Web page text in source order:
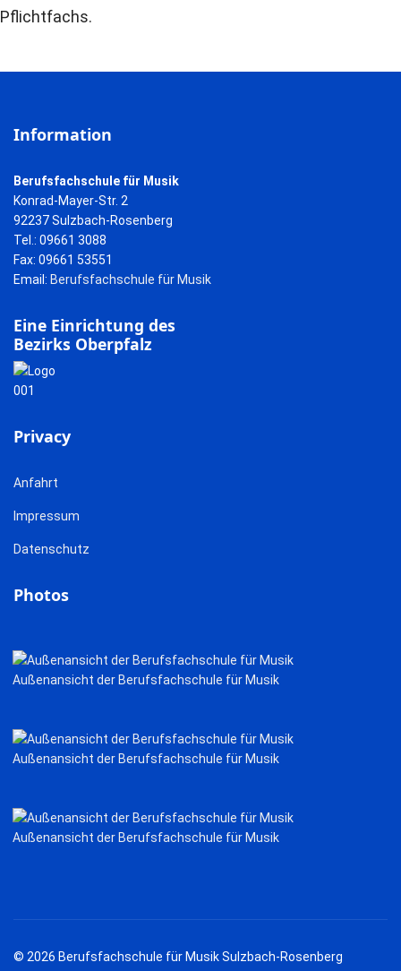
Pflichtfachs.
Information
Berufsfachschule für Musik
Konrad-Mayer-Str. 2
92237 Sulzbach-Rosenberg
Tel.: 09661 3088
Fax: 09661 53551
Email: Berufsfachschule für Musik
Eine Einrichtung des
Bezirks Oberpfalz
Privacy
Anfahrt
Impressum
Datenschutz
Photos
Außenansicht der Berufsfachschule für Musik
Außenansicht der Berufsfachschule für Musik
Außenansicht der Berufsfachschule für Musik
© 2026 Berufsfachschule für Musik Sulzbach-Rosenberg